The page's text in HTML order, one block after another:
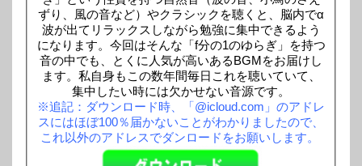
ずり、風の音など）やクラシックを聴くと、脳内でα
波が出てリラックスしながら勉強に集中できるよう
になります。今回はそんな「f分の1のゆらぎ」を持つ
音の中でも、とくに人気が高いあるBGMをお届けし
ます。私自身もこの数年間毎日これを聴いていて、
集中したい時には欠かせない音源です。
※追記：ダウンロード時、「@icloud.com」のアドレ
スにはほぼ100％届かないことがわかりましたので、
これ以外のアドレスでダンロードをお願いします。